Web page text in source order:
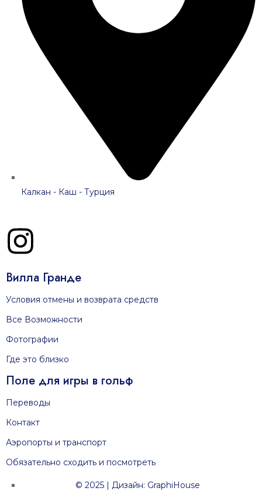
Калкан - Каш - Турция
Вилла Гранде
Условия отмены и возврата средств
Все Возможности
Фотографии
Где это близко
Поле для игры в гольф
Переводы
Контакт
Аэропорты и транспорт
Обязательно сходить и посмотреть
© 2025 | Дизайн: GraphiHouse